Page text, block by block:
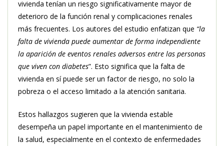
vivienda tenían un riesgo significativamente mayor de
deterioro de la función renal y complicaciones renales
más frecuentes. Los autores del estudio enfatizan que “la
falta de vivienda puede aumentar de forma independiente
la aparición de eventos renales adversos entre las personas
que viven con diabetes”. Esto significa que la falta de
vivienda en sí puede ser un factor de riesgo, no solo la
pobreza o el acceso limitado a la atención sanitaria.
Estos hallazgos sugieren que la vivienda estable
desempeña un papel importante en el mantenimiento de
la salud, especialmente en el contexto de enfermedades